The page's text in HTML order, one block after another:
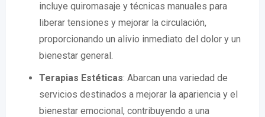
incluye quiromasaje y técnicas manuales para
liberar tensiones y mejorar la circulación,
proporcionando un alivio inmediato del dolor y un
bienestar general.
Terapias Estéticas: Abarcan una variedad de
servicios destinados a mejorar la apariencia y el
bienestar emocional, contribuyendo a una